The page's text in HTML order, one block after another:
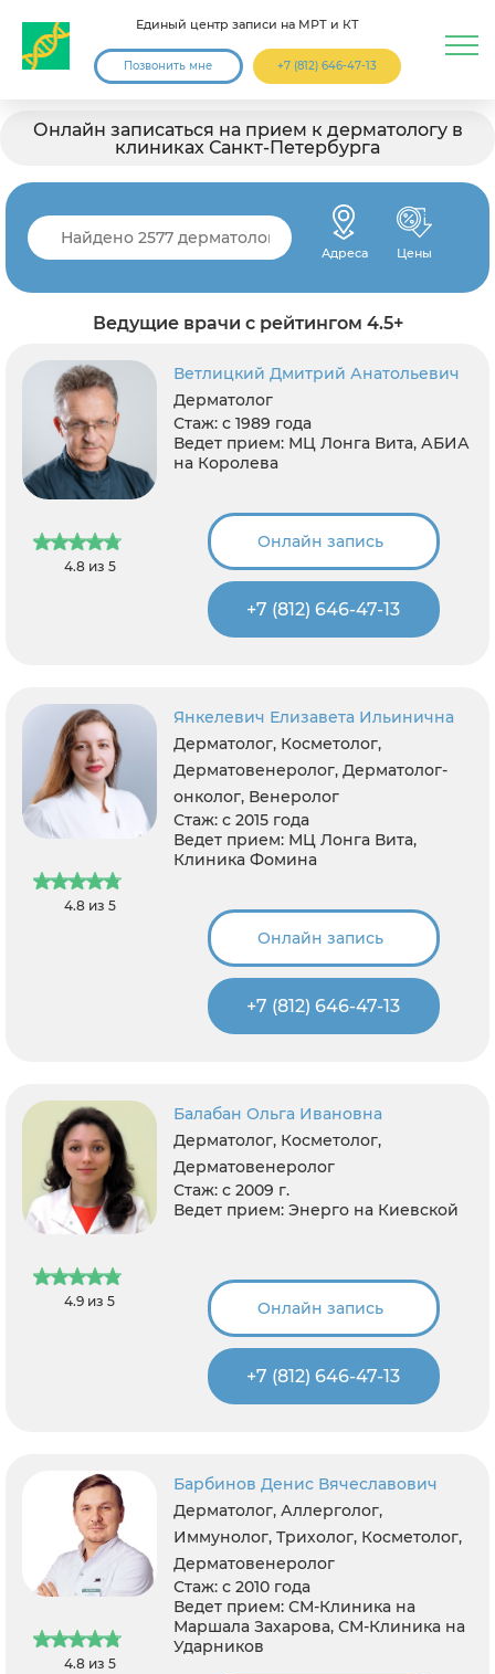
Единый центр записи на МРТ и КТ
Позвонить мне +7 (812) 646-47-13
Онлайн записаться на прием к дерматологу в
клиниках Санкт-Петербурга
Адреса Цены
Ведущие врачи с рейтингом 4.5+
4.8 из 5
Ветлицкий Дмитрий Анатольевич
Дерматолог
Стаж: с 1989 года
Ведет прием: МЦ Лонга Вита, АБИА
на Королева
Онлайн запись
+7 (812) 646-47-13
4.8 из 5
Янкелевич Елизавета Ильинична
Дерматолог, Косметолог,
Дерматовенеролог, Дерматолог-
онколог, Венеролог
Стаж: с 2015 года
Ведет прием: МЦ Лонга Вита,
Клиника Фомина
Онлайн запись
+7 (812) 646-47-13
4.9 из 5
Балабан Ольга Ивановна
Дерматолог, Косметолог,
Дерматовенеролог
Стаж: с 2009 г.
Ведет прием: Энерго на Киевской
Онлайн запись
+7 (812) 646-47-13
4.8 из 5
Барбинов Денис Вячеславович
Дерматолог, Аллерголог,
Иммунолог, Трихолог, Косметолог,
Дерматовенеролог
Стаж: с 2010 года
Ведет прием: СМ-Клиника на
Маршала Захарова, СМ-Клиника на
Ударников